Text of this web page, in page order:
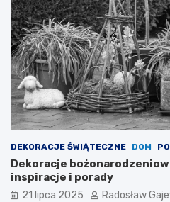
DEKORACJE ŚWIĄTECZNE DOM
Dekoracje
inspiracje i porady
21 lipca 2025 Radosław